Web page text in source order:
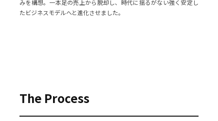
みを構想。一本足の売上から脱却し、時代に揺るがない強く安定し
たビジネスモデルへと進化させました。
The Process